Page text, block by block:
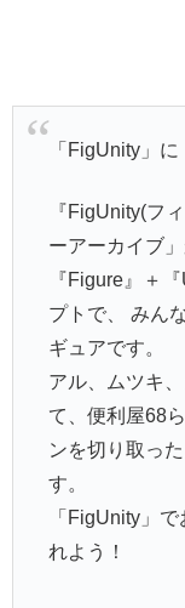
「FigUnity」
『FigUnity(フ
ーアーカイブ」
『Figure』＋
プトで、 みん
ギュアです。
アル、ムツキ
て、便利屋68
ンを切り取っ
す。
「FigUnity」
れよう！